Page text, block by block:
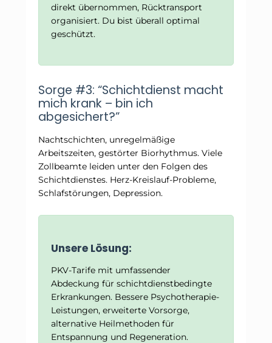
direkt übernommen, Rücktransport
organisiert. Du bist überall optimal
geschützt.
Sorge #3: “Schichtdienst macht
mich krank – bin ich
abgesichert?”
Nachtschichten, unregelmäßige
Arbeitszeiten, gestörter Biorhythmus. Viele
Zollbeamte leiden unter den Folgen des
Schichtdienstes. Herz-Kreislauf-Probleme,
Schlafstörungen, Depression.
Unsere Lösung:
PKV-Tarife mit umfassender
Abdeckung für schichtdienstbedingte
Erkrankungen. Bessere Psychotherapie-
Leistungen, erweiterte Vorsorge,
alternative Heilmethoden für
Entspannung und Regeneration.